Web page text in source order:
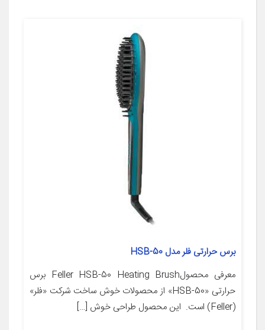
برس حرارتی فلر مدل HSB-50
معرفی محصولFeller HSB-50 Heating Brush برس
حرارتی «HSB-50» از محصولات خوش ساخت شرکت «فلر»
(Feller) است. این محصول طراحی خوش […]